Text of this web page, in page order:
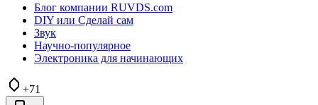
Блог компании RUVDS.com
DIY или Сделай сам
Звук
Научно-популярное
Электроника для начинающих
+71